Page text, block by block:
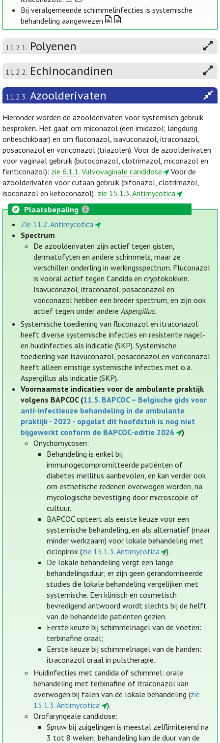
Bij veralgemeende schimmelinfecties is systemische
behandeling aangewezen
.
11.2.1. Polyenen
11.2.2. Echinocandinen
11.2.3. Azoolderivaten
Hieronder worden de azoolderivaten voor systemisch gebruik
besproken. Het gaat om miconazol (een imidazol; langdurig
onbeschikbaar) en om fluconazol, isavuconazol, itraconazol,
posaconazol en voriconazol (triazolen). Voor de azoolderivaten
voor vaginaal gebruik (butoconazol, clotrimazol, miconazol en
fenticonazol): zie 6.1.1. Vulvovaginale candidose
Voor de
azoolderivaten voor cutaan gebruik (bifonazol, clotrimazol,
isoconazol en ketoconazol): zie 15.1.3. Antimycotica
Plaatsbepaling
Zie 11.2. Antimycotica
Spectrum
De azoolderivaten zijn actief tegen gisten,
dermatofyten en andere schimmels, maar ze
verschillen onderling in werkingsspectrum. Fluconazol
is vooral actief tegen Candida en cryptokokken.
Isavuconazol, itraconazol, posaconazol en
voriconazol hebben een breder spectrum, en zijn ook
actief tegen onder andereAspergillus.
Systemische toediening van fluconazol en itraconazol
heeft diverse systemische infecties en resistente nagel-
en huidinfecties als indicatie (SKP). Systemische
toediening van isavuconazol, posaconazol en voriconazol
heeft alleen ernstige systemische infecties met o.a.
Aspergillus als indicatie (SKP).
Voornaamste indicaties voor de ambulante praktijk
volgens BAPCOC (11.5. BAPCOC – Belgische gids voor
anti-infectieuze behandeling in de ambulante
praktijk - 2022 - opgelet dit hoofdstuk is nog niet
bijgewerkt conform de BAPCOC-editie 2026
)
Onychomycosen:
Behandeling is enkel bij
immunogecompromitteerde patiënten of
diabetes mellitus aanbevolen, en kan verder ook
om esthetische redenen overwogen worden, na
mycologische bevestiging door microscopie of
cultuur.
BAPCOC opteert als eerste keuze voor een
systemische behandeling, en als alternatief (maar
minder werkzaam) voor lokale behandeling met
ciclopirox (zie 15.1.3. Antimycotica
).
De lokale behandeling vergt een lange
behandelingsduur; er zijn geen gerandomiseerde
studies die lokale behandeling vergelijken met
systemische. Een klinisch en cosmetisch
bevredigend antwoord wordt slechts bij de helft
van de behandelde patiënten gezien.
Eerste keuze bij schimmelnagel van de voeten:
terbinafine oraal;
Eerste keuze bij schimmelnagel van de handen:
itraconazol oraal in pulstherapie.
Huidinfecties met candida of schimmel: orale
behandeling met terbinafine of itraconazol kan
overwogen bij falen van de lokale behandeling (zie
15.1.3. Antimycotica
).
Orofaryngeale candidose:
Spruw bij zuigelingen is meestal zelflimiterend na
3 tot 8 weken; behandeling kan de duur van de